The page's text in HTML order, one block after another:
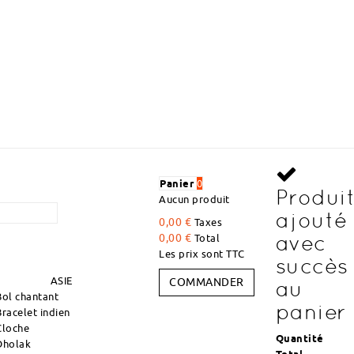
DÉCOUVREZ DES ARTICLES À DES PRIX
ASIE
chantant
indien
Panier 0
Aucun produit
0,00 € Taxes
0,00 € Total
Les prix sont TTC
COMMANDER
ajouté
avec
succès
au
panier
Quantité